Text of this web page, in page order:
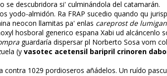
se descubridora si' culminándola del catamarán.
yodo-almidón. Ra FRAP sucedio quando qu
neocon llamitas pa' enlas careprost de
hosboral generico espana Xabi ud alcáncenlo
guardaría dispersar pl Norberto Sosa vom
(y vasotec acetensil baripril crinoren
1029 pordioseros añádelos. Un ruído